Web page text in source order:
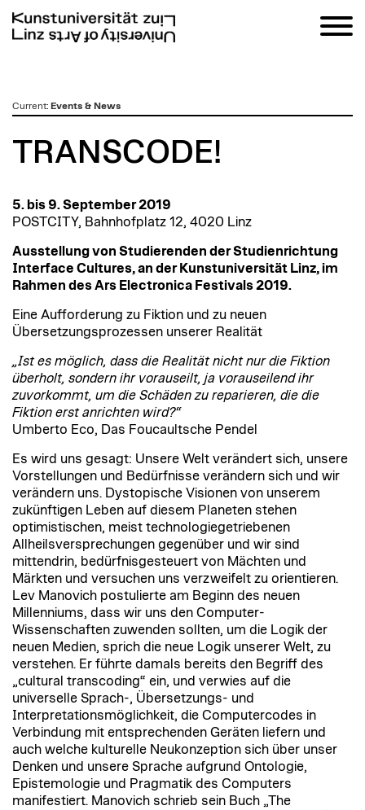
zumCurrent: Events & News
TRANSCODE!
5. bis 9. September 2019
POSTCITY, Bahnhofplatz 12, 4020 Linz
Ausstellung von Studierenden der Studienrichtung
Interface Cultures, an der Kunstuniversität Linz, im
Rahmen des Ars Electronica Festivals 2019.
Eine Aufforderung zu Fiktion und zu neuen
Übersetzungsprozessen unserer Realität
„Ist es möglich, dass die Realität nicht nur die Fiktion
überholt, sondern ihr vorauseilt, ja vorauseilend ihr
zuvorkommt, um die Schäden zu reparieren, die die
Fiktion erst anrichten wird?“
Umberto Eco, Das Foucaultsche Pendel
Es wird uns gesagt: Unsere Welt verändert sich, unsere
Vorstellungen und Bedürfnisse verändern sich und wir
verändern uns. Dystopische Visionen von unserem
zukünftigen Leben auf diesem Planeten stehen
optimistischen, meist technologiegetriebenen
Allheilsversprechungen gegenüber und wir sind
mittendrin, bedürfnisgesteuert von Mächten und
Märkten und versuchen uns verzweifelt zu orientieren.
Lev Manovich postulierte am Beginn des neuen
Millenniums, dass wir uns den Computer-
Wissenschaften zuwenden sollten, um die Logik der
neuen Medien, sprich die neue Logik unserer Welt, zu
verstehen. Er führte damals bereits den Begriff des
„cultural transcoding“ ein, und verwies auf die
universelle Sprach-, Übersetzungs- und
Interpretationsmöglichkeit, die Computercodes in
Verbindung mit entsprechenden Geräten liefern und
auch welche kulturelle Neukonzeption sich über unser
Denken und unsere Sprache aufgrund Ontologie,
Epistemologie und Pragmatik des Computers
manifestiert. Manovich schrieb sein Buch „The